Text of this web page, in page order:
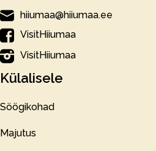
hiiumaa@hiiumaa.ee
VisitHiiumaa
VisitHiiumaa
Külalisele
Söögikohad
Majutus